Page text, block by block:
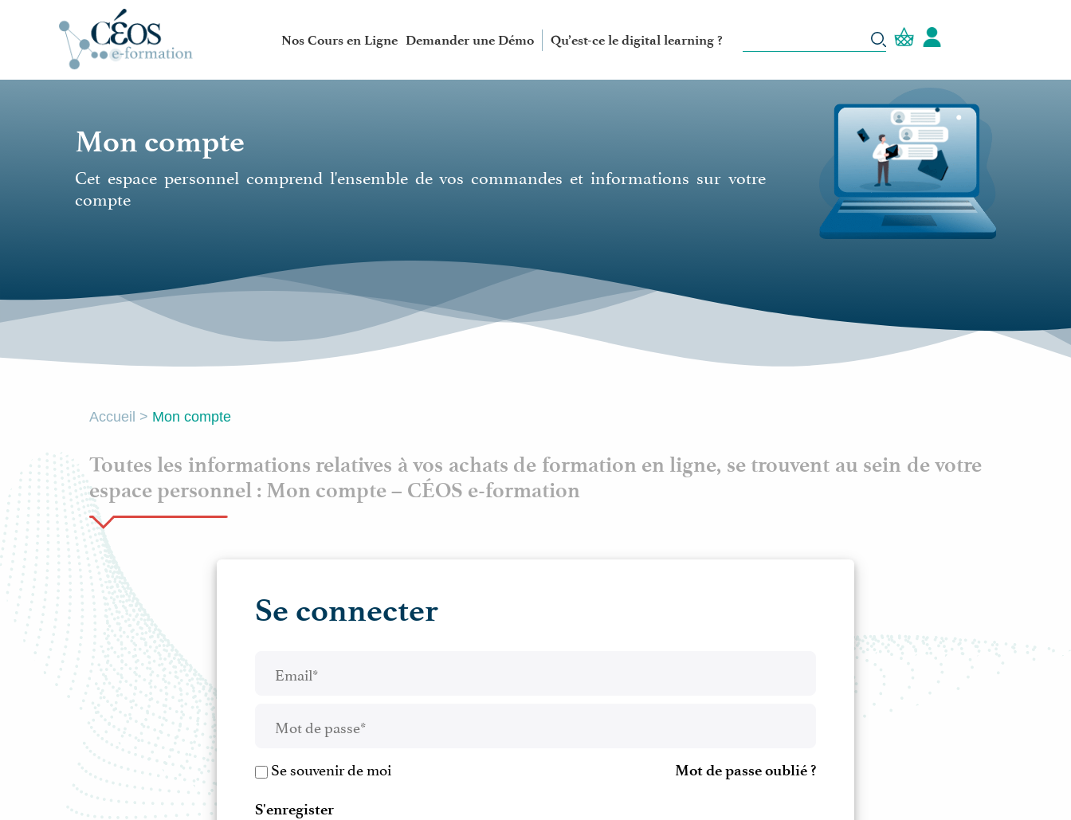
Nos Cours en Ligne Demander une Démo Qu’est-ce le digital learning ?
Mon compte
Cet espace personnel comprend l'ensemble de vos commandes et informations sur votre
compte
Accueil > Mon compte
Toutes les informations relatives à vos achats de formation en ligne, se trouvent au sein de votre
espace personnel : Mon compte – CÉOS e-formation
Se connecter
Se souvenir de moi Mot de passe oublié ?
S'enregister